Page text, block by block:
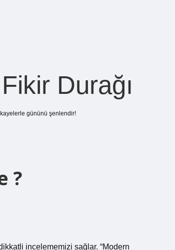
Durağı
gününü şenlendir!
?
incelememizi sağlar. “Modern